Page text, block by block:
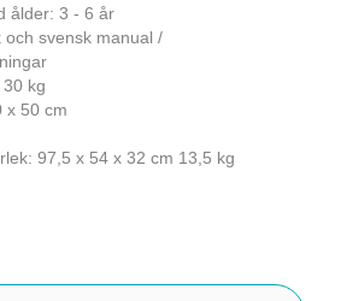
ålder: 3 - 6 år
och svensk manual /
kg
x 50 cm
97,5 x 54 x 32 cm 13,5 kg